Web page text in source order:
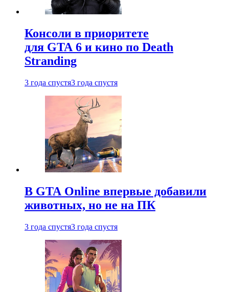
Консоли в приоритете
для GTA 6 и кино по Death
Stranding
3 года спустя3 года спустя
В GTA Online впервые добавили
животных, но не на ПК
3 года спустя3 года спустя